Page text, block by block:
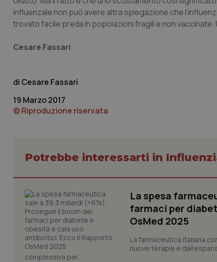
influenzale non può avere altra spiegazione che
trovato facile preda in popolazioni fragili e non
Cesare Fassari
Cesare Fassari
19 Marzo 2017
© Riproduzione riservata
Potrebbe interessarti in
La spesa
farmaci per
OsMed 2025
La farmaceutica italiana
nuove terapie e
complessiva per...
tracking-sites-
session-id
_ga